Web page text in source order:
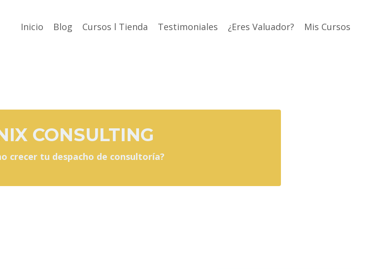
Inicio Blog Cursos l Tienda Testimoniales ¿Eres Valuador? Mis Cursos
CONSULTING
crecer tu despacho de consultoría?